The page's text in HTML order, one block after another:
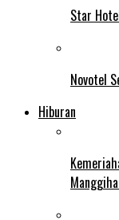
Star
Novotel
Hiburan